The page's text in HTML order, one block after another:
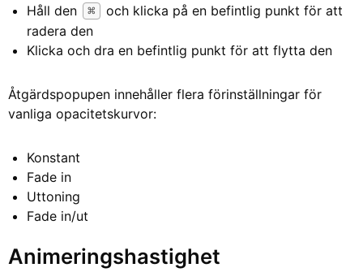
Håll den
⌘
och klicka på en befintlig punkt för att
radera den
Klicka och dra en befintlig punkt för att flytta den
Åtgärdspopupen innehåller flera förinställningar för
vanliga opacitetskurvor:
Konstant
Fade in
Uttoning
Fade in/ut
Animeringshastighet